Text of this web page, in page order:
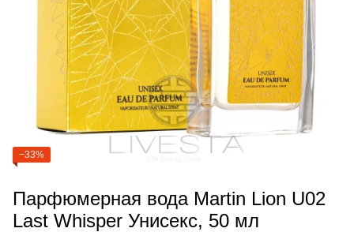
−33%
Парфюмерная вода Martin Lion U02
Last Whisper Унисекс, 50 ​​мл